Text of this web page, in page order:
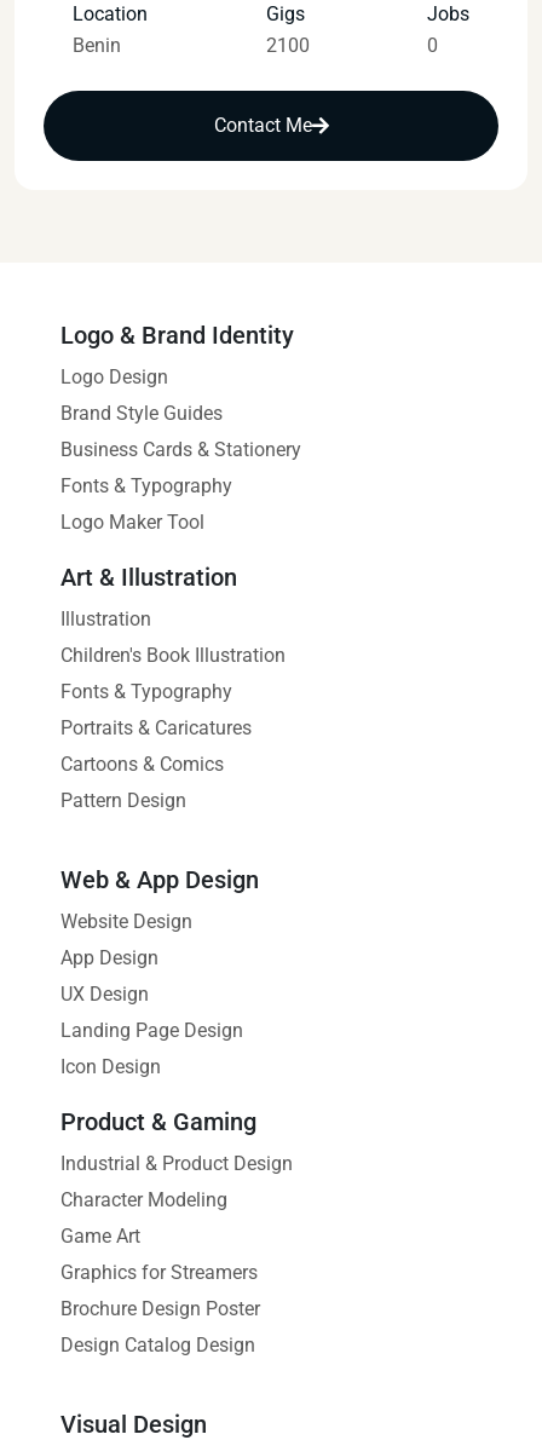
Location
Benin
Gigs
2100
Jobs
0
Contact Me
Logo & Brand Identity
Logo Design
Brand Style Guides
Business Cards & Stationery
Fonts & Typography
Logo Maker Tool
Art & Illustration
Illustration
Children's Book Illustration
Fonts & Typography
Portraits & Caricatures
Cartoons & Comics
Pattern Design
Web & App Design
Website Design
App Design
UX Design
Landing Page Design
Icon Design
Product & Gaming
Industrial & Product Design
Character Modeling
Game Art
Graphics for Streamers
Brochure Design Poster
Design Catalog Design
Visual Design